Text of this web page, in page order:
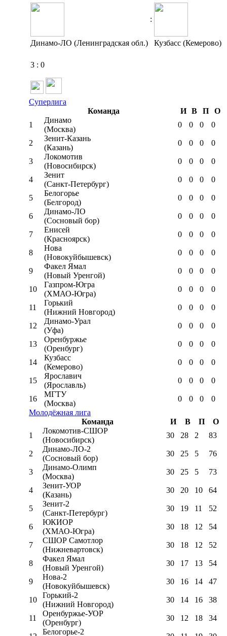
:
Динамо-ЛО (Ленинградская обл.) Кузбасс (Кемерово)
3 : 0
Суперлига
Команда
И В П
О
1
Динамо
(Москва)
0 0 0 0
2
Зенит-Казань
(Казань)
0 0 0 0
3
Локомотив
(Новосибирск)
0 0 0 0
4
Зенит
(Санкт-Петербург)
0 0 0 0
5
Белогорье
(Белгород)
0 0 0 0
6
Динамо-ЛО
(Сосновый бор)
0 0 0 0
7
Енисей
(Красноярск)
0 0 0 0
8
Нова
(Новокуйбышевск)
0 0 0 0
9
Факел Ямал
(Новый Уренгой)
0 0 0 0
10
Газпром-Югра
(ХМАО-Югра)
0 0 0 0
11
Горький
(Нижний Новгород)
0 0 0 0
12
Динамо-Урал
(Уфа)
0 0 0 0
13
Оренбуржье
(Оренбург)
0 0 0 0
14
Кузбасс
(Кемерово)
0 0 0 0
15
Ярославич
(Ярославль)
0 0 0 0
16
МГТУ
(Москва)
0 0 0
0
Молодёжная лига
Команда
И В П
О
1
Локомотив-CШОР
(Новосибирск)
30 28 2 83
2
Динамо-ЛО-2
(Сосновый бор)
30 25 5 76
3
Динамо-Олимп
(Москва)
30 25 5 73
4
Зенит-УОР
(Казань)
30 20 10 64
5
Зенит-2
(Санкт-Петербург)
30 19 11 52
6
ЮКИОР
(ХМАО-Югра)
30 18 12 54
7
СШОР Самотлор
(Нижневартовск)
30 18 12 52
8
Факел Ямал
(Новый Уренгой)
30 17 13 54
9
Нова-2
(Новокуйбышевск)
30 16 14 47
10
Горький-2
(Нижний Новгород)
30 14 16 38
11
Оренбуржье-УОР
(Оренбург)
30 12 18 34
Белогорье-2